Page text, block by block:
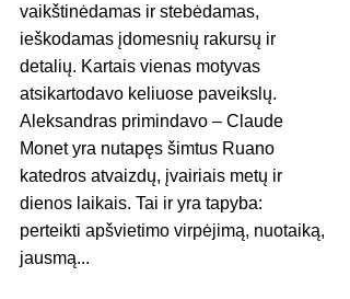
vaikštinėdamas ir stebėdamas,
ieškodamas įdomesnių rakursų ir
detalių. Kartais vienas motyvas
atsikartodavo keliuose paveikslų.
Aleksandras primindavo – Claude
Monet yra nutapęs šimtus Ruano
katedros atvaizdų, įvairiais metų ir
dienos laikais. Tai ir yra tapyba:
perteikti apšvietimo virpėjimą, nuotaiką,
jausmą...